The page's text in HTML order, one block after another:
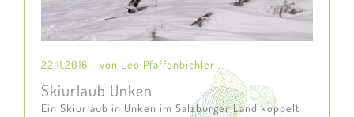
22.11.2016 – von Leo Pfaffenbichler
Skiurlaub Unken
Ein Skiurlaub in Unken im Salzburger Land koppelt